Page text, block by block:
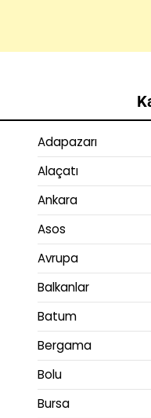
Adapazarı
Alaçatı
Ankara
Asos
Avrupa
Balkanlar
Batum
Bergama
Bolu
Bursa